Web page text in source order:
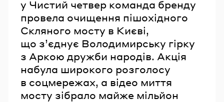
у Чистий четвер команда бренду
провела очищення пішохідного
Скляного мосту в Києві,
що з’єднує Володимирську гірку
з Аркою дружби народів. Акція
набула широкого розголосу
в соцмережах, а відео миття
мосту зібрало майже мільйон